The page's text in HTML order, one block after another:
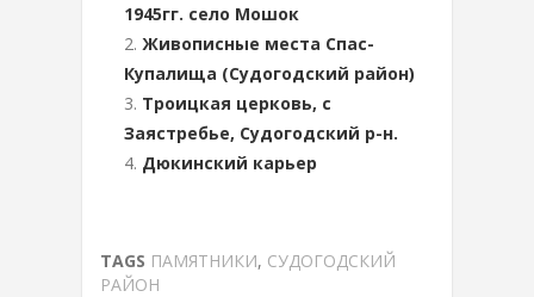
1945гг. село Мошок
Живописные места Спас-
Купалища (Судогодский район)
Троицкая церковь, с
Заястребье, Судогодский р-н.
Дюкинский карьер
TAGS ПАМЯТНИКИ, СУДОГОДСКИЙ
РАЙОН